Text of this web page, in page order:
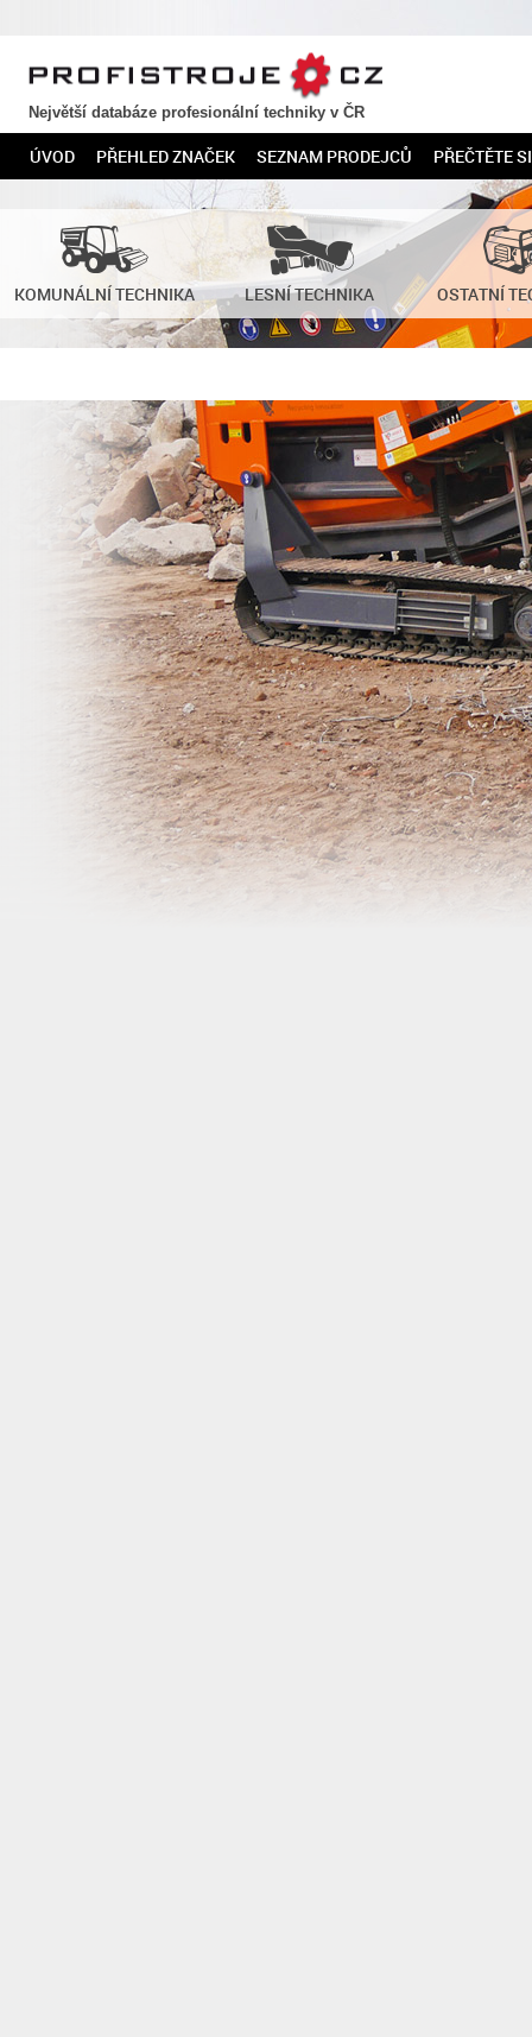
PROFISTROJE.CZ
Největší databáze profesionální techniky v ČR
ÚVOD PŘEHLED ZNAČEK SEZNAM PRODEJCŮ PŘEČTĚTE SI
KOMUNÁLNÍ TECHNIKA LESNÍ TECHNIKA OSTATNÍ